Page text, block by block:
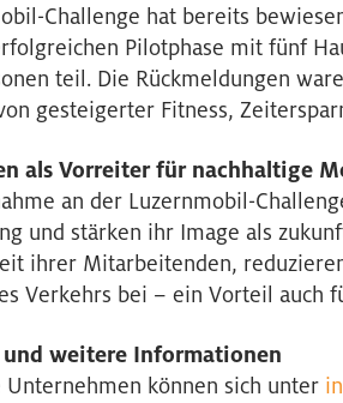
Challenge hat bereits
Pilotphase mit fünf
teil. Die Rückmeldungen
gesteigerter Fitness,
als Vorreiter für nachhaltige
an der Luzernmobil-
und stärken ihr Image als
ihrer Mitarbeitenden,
Verkehrs bei – ein Vorteil auch
weitere Informationen
können sich unter